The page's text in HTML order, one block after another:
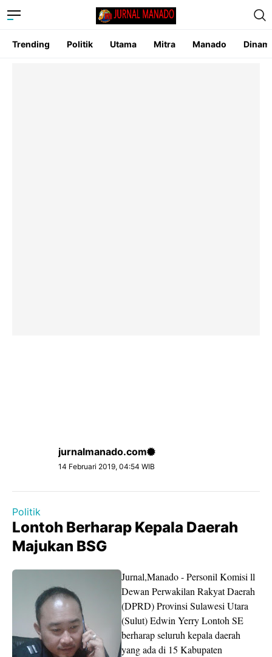
Trending Politik Utama Mitra Manado
jurnalmanado.com
14 Februari 2019, 04:54 WIB
Politik
Lontoh Berharap Kepala Daerah
Majukan BSG
Jurnal,Manado - Personil Komisi ll
Dewan Perwakilan Rakyat Daerah
(DPRD) Provinsi Sulawesi Utara
(Sulut) Edwin Yerry Lontoh SE
berharap seluruh kepala daerah
yang ada di 15 Kabupaten